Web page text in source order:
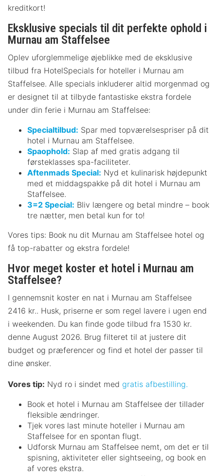
kreditkort!
Eksklusive specials til dit perfekte ophold i
Murnau am Staffelsee
Oplev uforglemmelige øjeblikke med de eksklusive
tilbud fra HotelSpecials for hoteller i Murnau am
Staffelsee. Alle specials inkluderer altid morgenmad og
er designet til at tilbyde fantastiske ekstra fordele
under din ferie i Murnau am Staffelsee:
Specialtilbud: Spar med topværelsespriser på dit
hotel i Murnau am Staffelsee.
Spaophold: Slap af med gratis adgang til
førsteklasses spa-faciliteter.
Aftenmads Special: Nyd et kulinarisk højdepunkt
med et middagspakke på dit hotel i Murnau am
Staffelsee.
3=2 Special: Bliv længere og betal mindre – book
tre nætter, men betal kun for to!
Vores tips: Book nu dit Murnau am Staffelsee hotel og
få top-rabatter og ekstra fordele!
Hvor meget koster et hotel i Murnau am
Staffelsee?
I gennemsnit koster en nat i Murnau am Staffelsee
2416 kr.. Husk, priserne er som regel lavere i ugen end
i weekenden. Du kan finde gode tilbud fra 1530 kr.
denne August 2026. Brug filteret til at justere dit
budget og præferencer og find et hotel der passer til
dine ønsker.
Vores tip: Nyd ro i sindet med gratis afbestilling.
Book et hotel i Murnau am Staffelsee der tillader
fleksible ændringer.
Tjek vores last minute hoteller i Murnau am
Staffelsee for en spontan flugt.
Udforsk Murnau am Staffelsee nemt, om det er til
spisning, aktiviteter eller sightseeing, og book en
af vores ekstra.